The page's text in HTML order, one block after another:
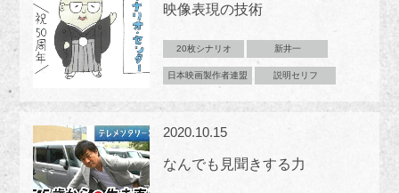
映像表現の技術
20枚シナリオ 新井一
日本映画製作者連盟 説明セリフ
2020.10.15
なんでも見聞きする力